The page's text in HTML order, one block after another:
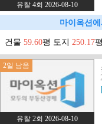
유찰 4회 2026-08-10
마이옥션
건물 59.60평 토지 250.17평
2일 남음
유찰 2회 2026-08-10